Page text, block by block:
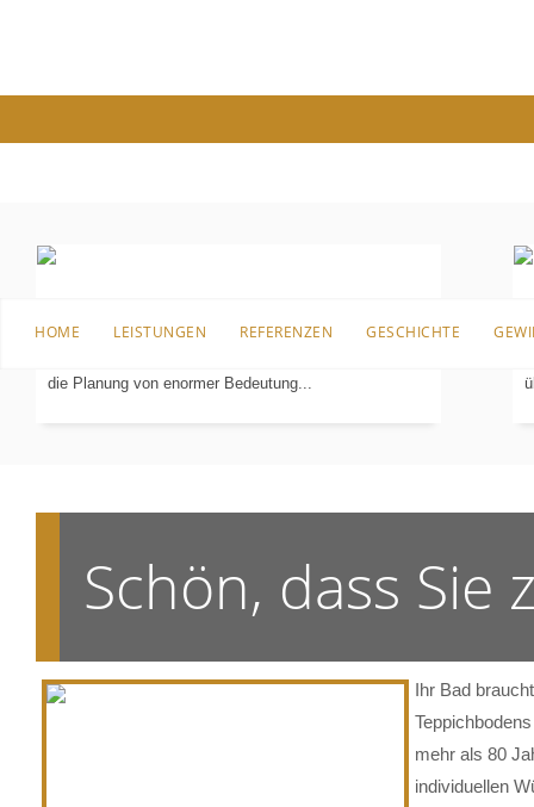
HOME LEISTUNGEN REFERENZEN GESCHICHTE
die Planung von enormer Bedeutung...
Schön, dass
Ihr Bad
mehr als 80
individuellen